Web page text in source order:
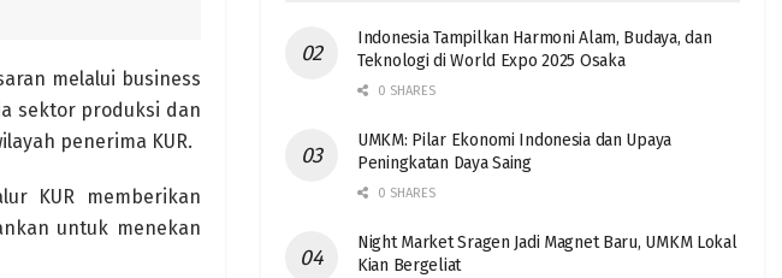
melalui business
sektor produksi dan
penerima KUR.
KUR memberikan
untuk menekan
Indonesia Tampilkan Harmoni Alam, Budaya, dan
Teknologi di World Expo 2025 Osaka
0 SHARES
UMKM: Pilar Ekonomi Indonesia dan Upaya
Peningkatan Daya Saing
0 SHARES
Night Market Sragen Jadi Magnet Baru, UMKM Lokal
Kian Bergeliat